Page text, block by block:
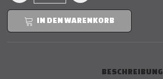
IN DEN WARENKORB
BESCHREIBUNG